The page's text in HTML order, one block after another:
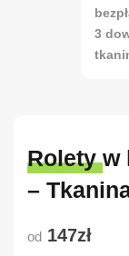
3
Rolety w
–
od 147zł